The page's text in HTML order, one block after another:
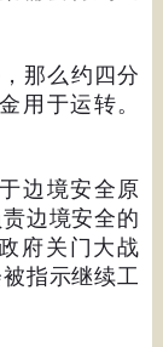
那么约四分
用于运转。
边境安全原
边境安全的
府关门大战
指示继续工